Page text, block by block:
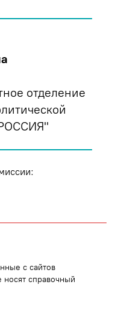
отделение
с сайтов
справочный